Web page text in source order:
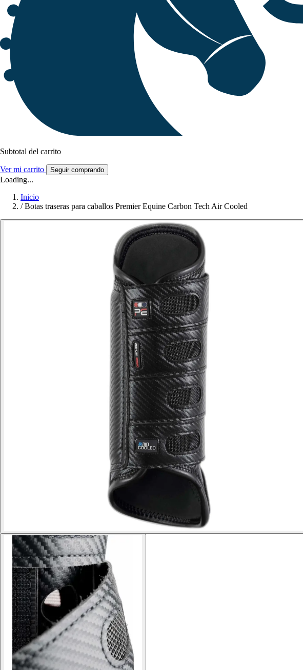
Subtotal del carrito
Ver mi carrito Seguir comprando
Loading...
Inicio
/ Botas traseras para caballos Premier Equine Carbon Tech Air Cooled